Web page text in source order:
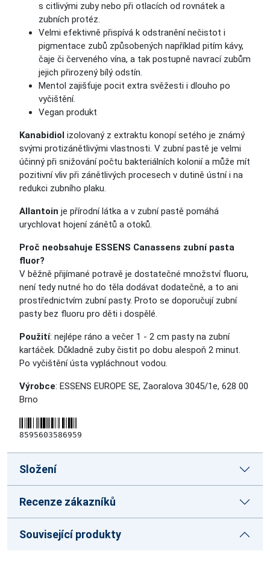
s citlivými zuby nebo při otlacích od rovnátek a
zubních protéz.
Velmi efektivně přispívá k odstranění nečistot i
pigmentace zubů způsobených například pitím kávy,
čaje či červeného vína, a tak postupně navrací zubům
jejich přirozený bílý odstín.
Mentol zajišťuje pocit extra svěžesti i dlouho po
vyčištění.
Vegan produkt
Kanabidiol izolovaný z extraktu konopí setého je známý
svými protizánětlivými vlastnosti. V zubní pastě je velmi
účinný při snižování počtu bakteriálních kolonií a může mít
pozitivní vliv při zánětlivých procesech v dutině ústní i na
redukci zubního plaku.
Allantoin je přírodní látka a v zubní pastě pomáhá
urychlovat hojení zánětů a otoků.
Proč neobsahuje ESSENS Canassens zubní pasta
fluor?
V běžně přijímané potravě je dostatečné množství fluoru,
není tedy nutné ho do těla dodávat dodatečně, a to ani
prostřednictvím zubní pasty. Proto se doporučují zubní
pasty bez fluoru pro děti i dospělé.
Použití: nejlépe ráno a večer 1 - 2 cm pasty na zubní
kartáček. Důkladně zuby čistit po dobu alespoň 2 minut.
Po vyčištění ústa vypláchnout vodou.
Výrobce: ESSENS EUROPE SE, Zaoralova 3045/1e, 628 00
Brno
8595603586959
Složení
Recenze zákazníků
Související produkty